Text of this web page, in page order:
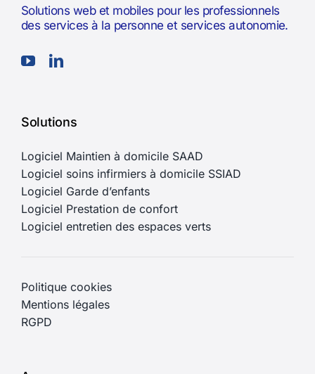
Solutions web et mobiles pour les professionnels
des services à la personne et services autonomie.
Solutions
Logiciel Maintien à domicile SAAD
Logiciel soins infirmiers à domicile SSIAD
Logiciel Garde d’enfants
Logiciel Prestation de confort
Logiciel entretien des espaces verts
Politique cookies
Mentions légales
RGPD